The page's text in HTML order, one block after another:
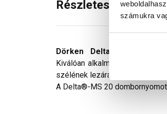
számukra
Részletes leírás
Dörken Delta®-Terraxx
Kiválóan alkalmas a 60-100
szélének lezárására.
A Delta®-MS 20